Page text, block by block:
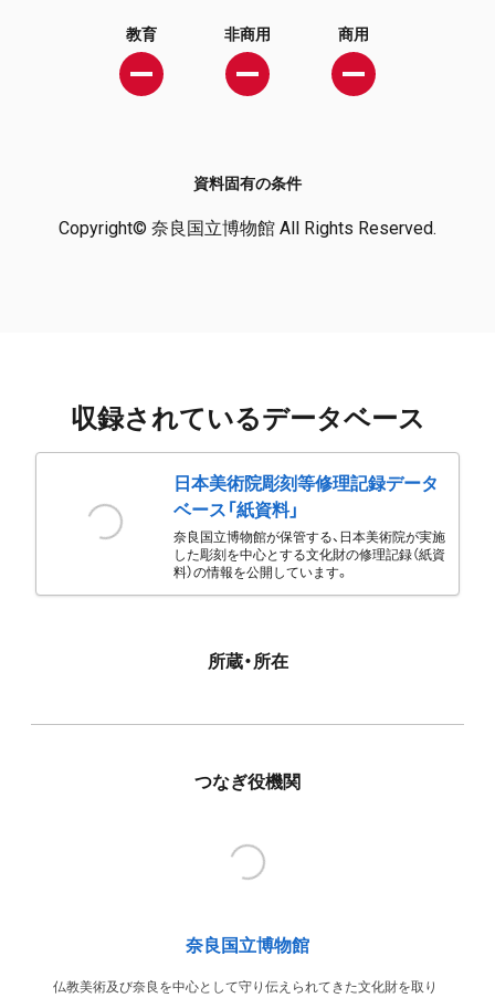
教育 非商用 商用
資料固有の条件
Copyright© 奈良国立博物館 All Rights Reserved.
収録されているデータベース
日本美術院彫刻等修理記録データ
ベース「紙資料」
奈良国立博物館が保管する、日本美術院が実施
した彫刻を中心とする文化財の修理記録（紙資
料）の情報を公開しています。
所蔵・所在
つなぎ役機関
奈良国立博物館
仏教美術及び奈良を中心として守り伝えられてきた文化財を取り